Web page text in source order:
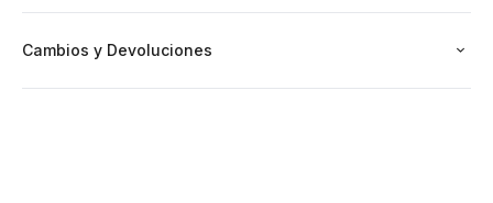
Cambios y Devoluciones